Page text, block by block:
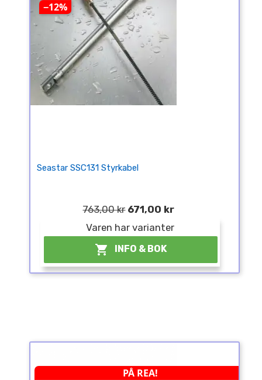
−12%
Seastar SSC131 Styrkabel
763,00 kr 671,00 kr
Varen har varianter
 INFO & BOK
PÅ REA!